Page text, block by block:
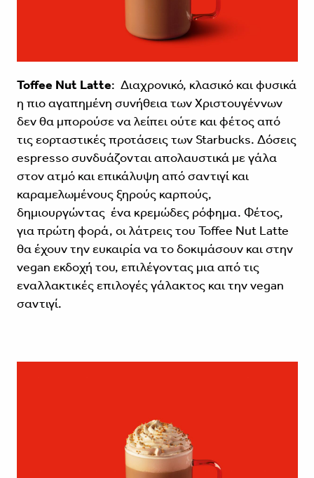
Toffee Nut Latte: Διαχρονικό, κλασικό και φυσικά
η πιο αγαπημένη συνήθεια των Χριστουγέννων
δεν θα μπορούσε να λείπει ούτε και φέτος από
τις εορταστικές προτάσεις των Starbucks. Δόσεις
espresso συνδυάζονται απολαυστικά με γάλα
στον ατμό και επικάλυψη από σαντιγί και
καραμελωμένους ξηρούς καρπούς,
δημιουργώντας ένα κρεμώδες ρόφημα. Φέτος,
για πρώτη φορά, οι λάτρεις του Toffee Nut Latte
θα έχουν την ευκαιρία να το δοκιμάσουν και στην
vegan εκδοχή του, επιλέγοντας μια από τις
εναλλακτικές επιλογές γάλακτος και την vegan
σαντιγί.